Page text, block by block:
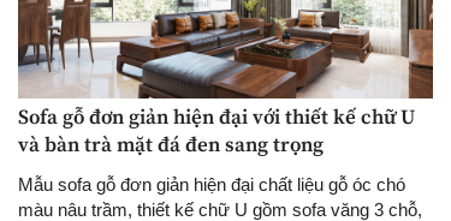
Sofa gỗ đơn giản hiện đại với thiết kế chữ U
và bàn trà mặt đá đen sang trọng
Mẫu sofa gỗ đơn giản hiện đại chất liệu gỗ óc chó
màu nâu trầm, thiết kế chữ U gồm sofa văng 3 chỗ,